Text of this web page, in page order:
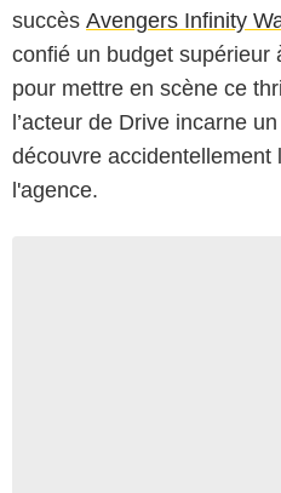
succès Avengers Infinity
confié un budget supérieur
pour mettre en scène ce
l’acteur de Drive incarne
découvre accidentellement
l'agence.